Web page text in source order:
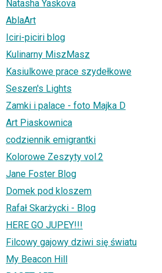
Natasha Yaskova
AblaArt
Iciri-piciri blog
Kulinarny MiszMasz
Kasiulkowe prace szydełkowe
Seszen's Lights
Zamki i palace - foto Majka D
Art Piaskownica
codziennik emigrantki
Kolorowe Zeszyty vol.2
Jane Foster Blog
Domek pod kloszem
Rafał Skarżycki - Blog
HERE GO JUPEY!!!
Filcowy gajowy dziwi się światu
My Beacon Hill